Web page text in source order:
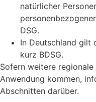
natürlicher
DSG.
In Deutschland gilt
kurz BDSG.
Sofern weitere
Anwendung kommen,
Abschnitten darüber.